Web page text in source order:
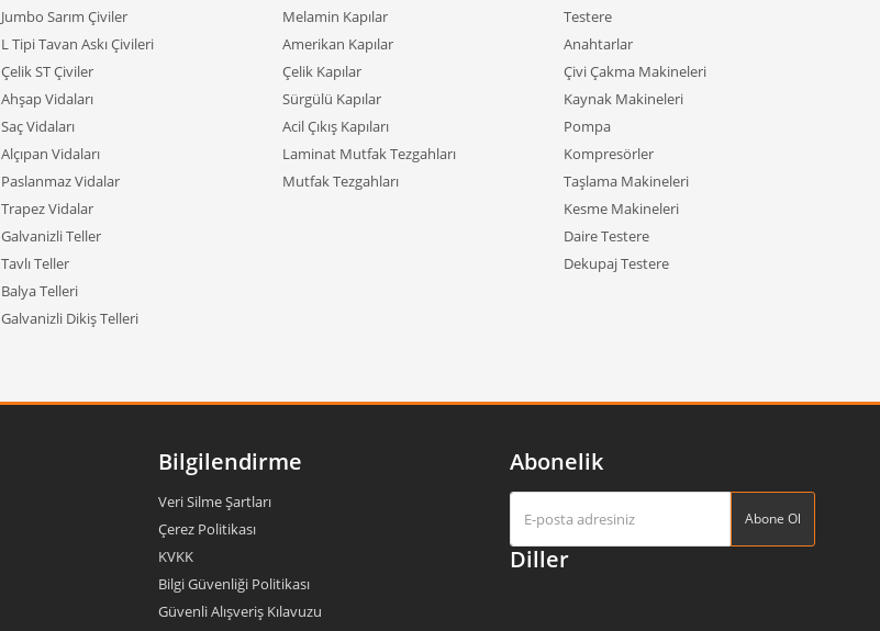
Jumbo Sarım Çiviler
L Tipi Tavan Askı Çivileri
Çelik ST Çiviler
Ahşap Vidaları
Saç Vidaları
Alçıpan Vidaları
Paslanmaz Vidalar
Trapez Vidalar
Galvanizli Teller
Tavlı Teller
Balya Telleri
Galvanizli Dikiş Telleri
Melamin Kapılar
Amerikan Kapılar
Çelik Kapılar
Sürgülü Kapılar
Acil Çıkış Kapıları
Laminat Mutfak Tezgahları
Mutfak Tezgahları
Testere
Anahtarlar
Çivi Çakma Makineleri
Kaynak Makineleri
Pompa
Kompresörler
Taşlama Makineleri
Kesme Makineleri
Daire Testere
Dekupaj Testere
Bilgilendirme
Veri Silme Şartları
Çerez Politikası
KVKK
Bilgi Güvenliği Politikası
Güvenli Alışveriş Kılavuzu
Abonelik
Abone Ol
Diller